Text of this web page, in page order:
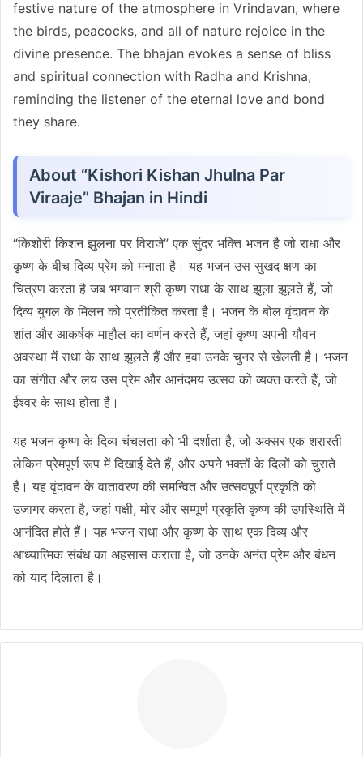
festive nature of the atmosphere in Vrindavan, where
the birds, peacocks, and all of nature rejoice in the
divine presence. The bhajan evokes a sense of bliss
and spiritual connection with Radha and Krishna,
reminding the listener of the eternal love and bond
they share.
About “Kishori Kishan Jhulna Par
Viraaje” Bhajan in Hindi
“किशोरी किशन झुलना पर विराजे” एक सुंदर भक्ति भजन है जो राधा और
कृष्ण के बीच दिव्य प्रेम को मनाता है। यह भजन उस सुखद क्षण का
चित्रण करता है जब भगवान श्री कृष्ण राधा के साथ झूला झूलते हैं, जो
दिव्य युगल के मिलन को प्रतीकित करता है। भजन के बोल वृंदावन के
शांत और आकर्षक माहौल का वर्णन करते हैं, जहां कृष्ण अपनी यौवन
अवस्था में राधा के साथ झूलते हैं और हवा उनके चुनर से खेलती है। भजन
का संगीत और लय उस प्रेम और आनंदमय उत्सव को व्यक्त करते हैं, जो
ईश्वर के साथ होता है।
यह भजन कृष्ण के दिव्य चंचलता को भी दर्शाता है, जो अक्सर एक शरारती
लेकिन प्रेमपूर्ण रूप में दिखाई देते हैं, और अपने भक्तों के दिलों को चुराते
हैं। यह वृंदावन के वातावरण की समन्वित और उत्सवपूर्ण प्रकृति को
उजागर करता है, जहां पक्षी, मोर और सम्पूर्ण प्रकृति कृष्ण की उपस्थिति में
आनंदित होते हैं। यह भजन राधा और कृष्ण के साथ एक दिव्य और
आध्यात्मिक संबंध का अहसास कराता है, जो उनके अनंत प्रेम और बंधन
को याद दिलाता है।